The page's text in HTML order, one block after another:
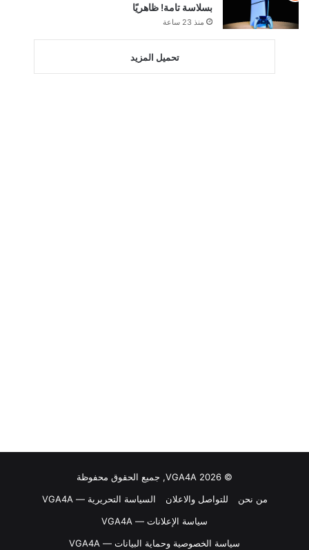
بسلاسة تامة! ظاهريًا
منذ 23 ساعة
تحميل المزيد
© VGA4A 2026, جميع الحقوق محفوظة
من نحن
للتواصل والاعلان
السياسة التحريرية — VGA4A
سياسة الإعلانات — VGA4A
سياسة الخصوصية وحماية البيانات — VGA4A